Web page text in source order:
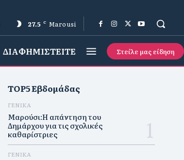
27.5 C Marousi
ΔΙΑΦΗΜΙΣΤΕΙΤΕ Στείλε μας είδηση
TOP5 Εβδομάδας
ΓΕΝΙΚΑ
Μαρούσι:Η απάντηση του
Δημάρχου για τις σχολικές
καθαρίστριες
ΓΕΝΙΚΑ